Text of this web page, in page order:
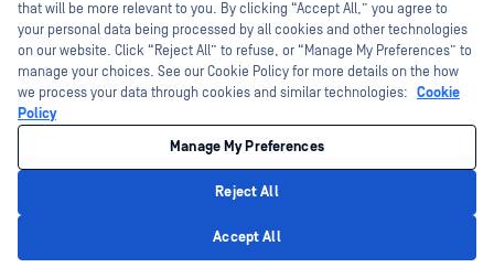
Multiscanning ヒューリスティックおよび機械学習エン
ジン、Deep CDR™ テクノロジー、AI 搭載サンドボック
ス技術 Multiscanning 統合することで、AI 生成データ
を進化するサイバー脅威から保護すると同時に、AI ガ
バナンス規制への準拠を確保します。
AI主導のデータワークフローの保護
AIモデルは大量のデータに依存しており、複数のシステム
that will be more relevant to you. By clicking “Accept All,” you agree to
your personal data being processed by all cookies and other technologies
on our website. Click “Reject All” to refuse, or “Manage My Preferences” to
manage your choices. See our Cookie Policy for more details on the how
we process your data through cookies and similar technologies: Cookie
Policy
Manage My Preferences
Reject All
Accept All